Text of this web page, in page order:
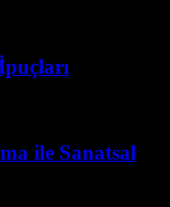
ile Sanatsal